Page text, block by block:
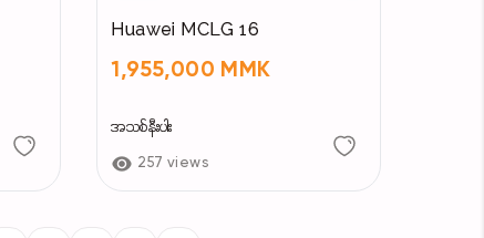
Huawei MCLG 16
1,955,000 MMK
အသစ်နီးပါး
257 views